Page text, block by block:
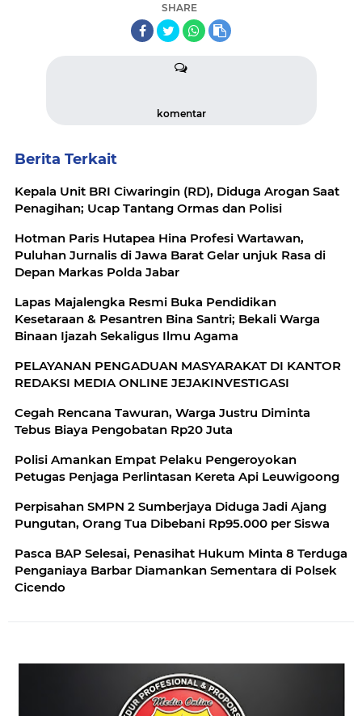
SHARE
komentar
Berita Terkait
Kepala Unit BRI Ciwaringin (RD), Diduga Arogan Saat
Penagihan; Ucap Tantang Ormas dan Polisi
Hotman Paris Hutapea Hina Profesi Wartawan,
Puluhan Jurnalis di Jawa Barat Gelar unjuk Rasa di
Depan Markas Polda Jabar
Lapas Majalengka Resmi Buka Pendidikan
Kesetaraan & Pesantren Bina Santri; Bekali Warga
Binaan Ijazah Sekaligus Ilmu Agama
PELAYANAN PENGADUAN MASYARAKAT DI KANTOR
REDAKSI MEDIA ONLINE JEJAKINVESTIGASI
Cegah Rencana Tawuran, Warga Justru Diminta
Tebus Biaya Pengobatan Rp20 Juta
Polisi Amankan Empat Pelaku Pengeroyokan
Petugas Penjaga Perlintasan Kereta Api Leuwigoong
Perpisahan SMPN 2 Sumberjaya Diduga Jadi Ajang
Pungutan, Orang Tua Dibebani Rp95.000 per Siswa
Pasca BAP Selesai, Penasihat Hukum Minta 8 Terduga
Penganiaya Barbar Diamankan Sementara di Polsek
Cicendo